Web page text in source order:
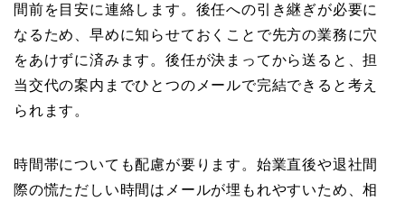
間前を目安に連絡します。後任への引き継ぎが必要に
なるため、早めに知らせておくことで先方の業務に穴
をあけずに済みます。後任が決まってから送ると、担
当交代の案内までひとつのメールで完結できると考え
られます。
時間帯についても配慮が要ります。始業直後や退社間
際の慌ただしい時間はメールが埋もれやすいため、相